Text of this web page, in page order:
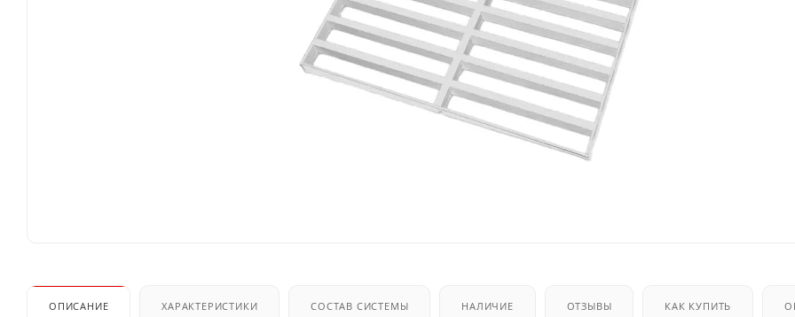
ОПИСАНИЕ ХАРАКТЕРИСТИКИ СОСТАВ СИСТЕМЫ НАЛИЧИЕ ОТЗЫВЫ КАК КУПИТЬ